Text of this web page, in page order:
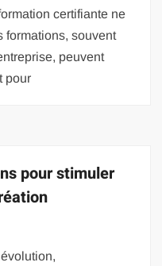
certifiante ne
formations, souvent
peuvent
pour
pour stimuler